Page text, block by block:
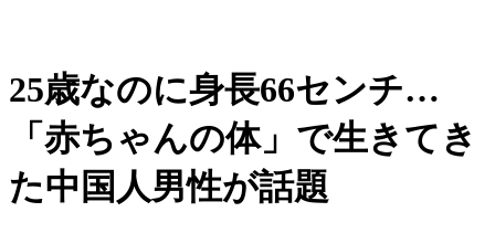
25歳なのに身長66センチ…
「赤ちゃんの体」で生きてき
た中国人男性が話題